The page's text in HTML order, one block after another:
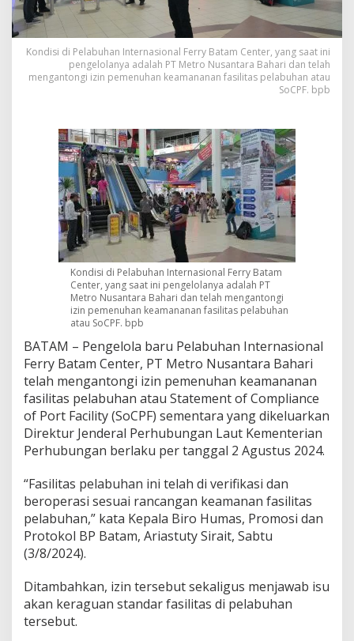
l
e
r
r
y
e
r
n
a
s
i
o
n
l
B
a
t
a
C
e
n
t
e
r
K
a
t
o
n
g
i
i
n
S
Kondisi di Pelabuhan Internasional Ferry Batam Center, yang saat ini
pengelolanya adalah PT Metro Nusantara Bahari dan telah
mengantongi izin pemenuhan keamananan fasilitas pelabuhan atau
SoCPF. bpb
Kondisi di Pelabuhan Internasional Ferry Batam
Center, yang saat ini pengelolanya adalah PT
Metro Nusantara Bahari dan telah mengantongi
izin pemenuhan keamananan fasilitas pelabuhan
atau SoCPF. bpb
BATAM – Pengelola baru Pelabuhan Internasional
Ferry Batam Center, PT Metro Nusantara Bahari
telah mengantongi izin pemenuhan keamananan
fasilitas pelabuhan atau Statement of Compliance
of Port Facility (SoCPF) sementara yang dikeluarkan
Direktur Jenderal Perhubungan Laut Kementerian
Perhubungan berlaku per tanggal 2 Agustus 2024.
“Fasilitas pelabuhan ini telah di verifikasi dan
beroperasi sesuai rancangan keamanan fasilitas
pelabuhan,” kata Kepala Biro Humas, Promosi dan
Protokol BP Batam, Ariastuty Sirait, Sabtu
(3/8/2024).
Ditambahkan, izin tersebut sekaligus menjawab isu
akan keraguan standar fasilitas di pelabuhan
tersebut.